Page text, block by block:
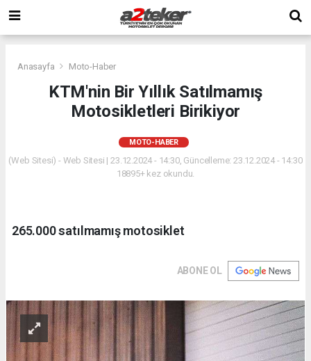
Anasayfa Moto-Haber
KTM'nin Bir Yıllık Satılmamış
Motosikletleri Birikiyor
MOTO-HABER
(Web Sitesi) - Web Sitesi | 23.12.2024 - 14:30, Güncelleme: 23.12.2024 - 14:30
18895+ kez okundu.
265.000 satılmamış motosiklet
ABONE OL